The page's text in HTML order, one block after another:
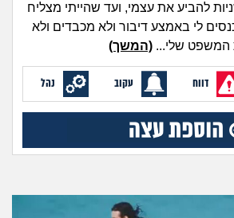
שומרים על הגוף
פיננסי וכלכלה
בין הסדינים
חיות מחמד
להביע את עצמי, ועד שהייתי מצליח
לי באמצע דיבור ולא מכבדים ולא
המשפט שלי... (המשך)
דווח עקוב נהל